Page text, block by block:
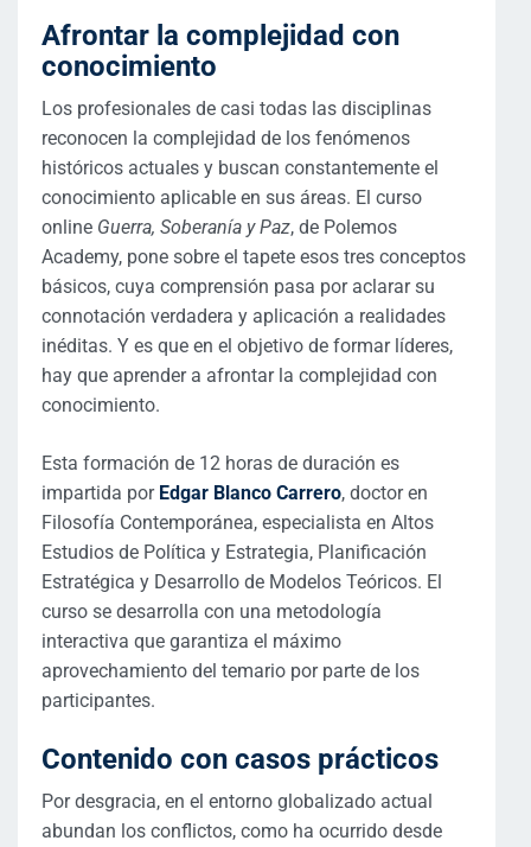
Afrontar la complejidad con
conocimiento
Los profesionales de casi todas las disciplinas
reconocen la complejidad de los fenómenos
históricos actuales y buscan constantemente el
conocimiento aplicable en sus áreas. El curso
online Guerra, Soberanía y Paz, de Polemos
Academy, pone sobre el tapete esos tres conceptos
básicos, cuya comprensión pasa por aclarar su
connotación verdadera y aplicación a realidades
inéditas. Y es que en el objetivo de formar líderes,
hay que aprender a afrontar la complejidad con
conocimiento.
Esta formación de 12 horas de duración es
impartida por Edgar Blanco Carrero, doctor en
Filosofía Contemporánea, especialista en Altos
Estudios de Política y Estrategia, Planificación
Estratégica y Desarrollo de Modelos Teóricos. El
curso se desarrolla con una metodología
interactiva que garantiza el máximo
aprovechamiento del temario por parte de los
participantes.
Contenido con casos prácticos
Por desgracia, en el entorno globalizado actual
abundan los conflictos, como ha ocurrido desde